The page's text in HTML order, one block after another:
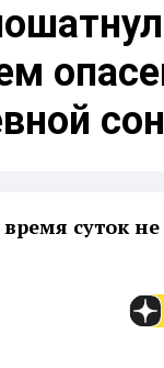
сон
суток не